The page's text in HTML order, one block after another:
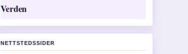
Verden
NETTSTEDSSIDER